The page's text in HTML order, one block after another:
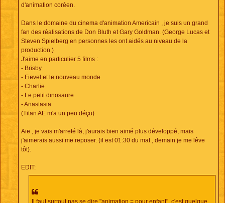
d'animation coréen.
Dans le domaine du cinema d'animation Americain , je suis un grand
fan des réalisations de Don Bluth et Gary Goldman. (George Lucas et
Steven Spielberg en personnes les ont aidés au niveau de la
production.)
J'aime en particulier 5 films :
- Brisby
- Fievel et le nouveau monde
- Charlie
- Le petit dinosaure
- Anastasia
(Titan AE m'a un peu déçu)
Aie , je vais m'arreté là, j'aurais bien aimé plus développé, mais
j'aimerais aussi me reposer. (il est 01:30 du mat , demain je me lêve
tôt).
EDIT:
Il faut surtout pas se dire "animation = pour enfant", c'est quelque